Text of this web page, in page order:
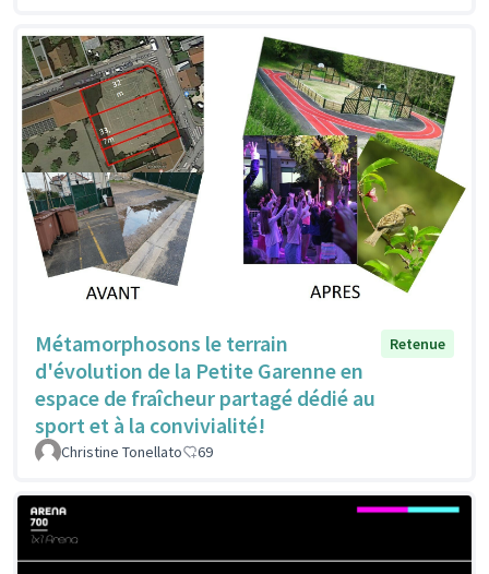
Métamorphosons le terrain
d'évolution de la Petite Garenne en
espace de fraîcheur partagé dédié au
sport et à la convivialité!
Retenue
Christine Tonellato 69